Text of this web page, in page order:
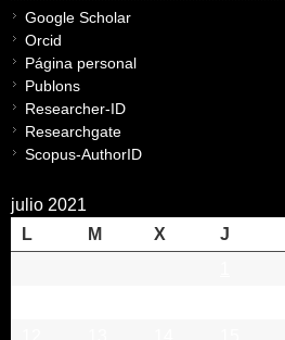
Google Scholar
Orcid
Página personal
Publons
Researcher-ID
Researchgate
Scopus-AuthorID
julio 2021
L
M X J